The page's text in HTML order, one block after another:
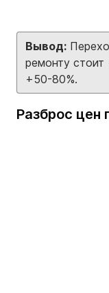
Вывод:
ремонту
+50-80%.
Разброс цен